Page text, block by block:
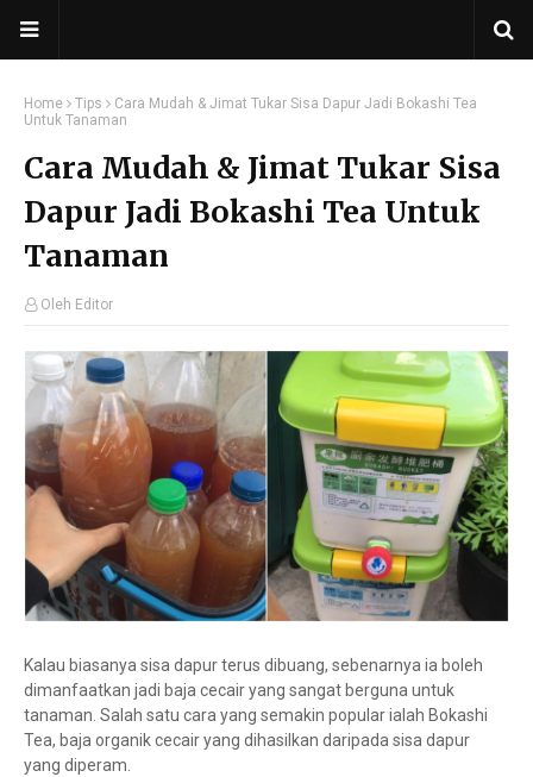
Home Tips
Cara Mudah & Jimat Tukar Sisa Dapur Jadi Bokashi Tea
Untuk Tanaman
Cara Mudah & Jimat Tukar Sisa
Dapur Jadi Bokashi Tea Untuk
Tanaman
Oleh Editor
Kalau biasanya sisa dapur terus dibuang, sebenarnya ia boleh
dimanfaatkan jadi baja cecair yang sangat berguna untuk
tanaman. Salah satu cara yang semakin popular ialah Bokashi
Tea, baja organik cecair yang dihasilkan daripada sisa dapur
yang diperam.